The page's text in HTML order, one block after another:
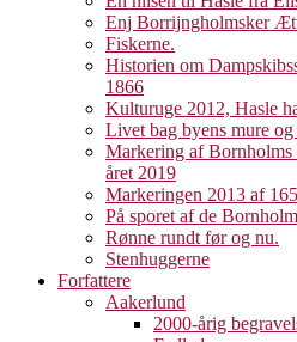
Enj Borrijngholmsker
Fiskerne.
Historien om
1866
Kulturuge 2012, Hasle
Livet bag byens mure og
Markering af Bornholms
året 2019
Markeringen 2013 af
På sporet af de
Rønne rundt før og nu.
Stenhuggerne
Forfattere
Aakerlund
2000-årig